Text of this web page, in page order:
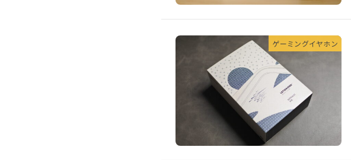
ゲーミングイヤホン